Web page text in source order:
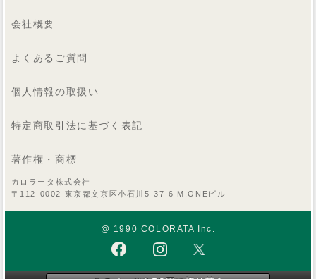
会社概要
よくあるご質問
個人情報の取扱い
特定商取引法に基づく表記
著作権・商標
カロラータ株式会社
〒112-0002 東京都文京区小石川5-37-6 M.ONEビル
@ 1990 COLORATA Inc.